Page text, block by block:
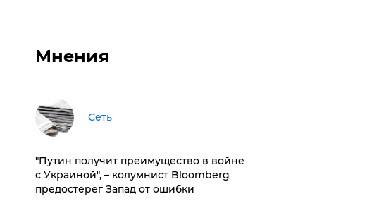
Мнения
Сеть
"Путин получит преимущество в войне
с Украиной", – колумнист Bloomberg
предостерег Запад от ошибки